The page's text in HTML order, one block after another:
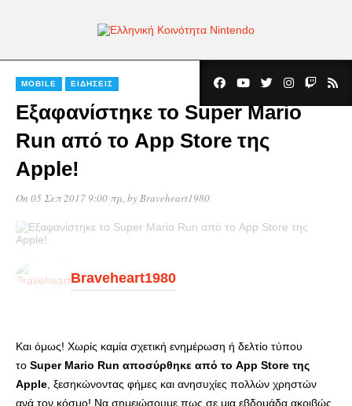
MOBILE ΕΙΔΉΣΕΙΣ
Εξαφανίστηκε το Super Mario
Run από το App Store της
Apple!
On 05 Σεπ 2017 9:00 πμ, byBraveheart1980
Braveheart1980
Και όμως! Χωρίς καμία σχετική ενημέρωση ή δελτίο τύπου
το Super Mario Run αποσύρθηκε από το App Store της
Apple , ξεσηκώνοντας φήμες και ανησυχίες πολλών χρηστών
ανά τον κόσμο! Να σημειώσουμε πως σε μια εβδομάδα ακριβώς